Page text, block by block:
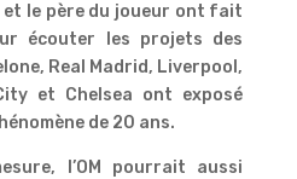
et le père du joueur ont fait
écouter les projets des
Real Madrid, Liverpool,
et Chelsea ont exposé
de 20 ans.
l’OM pourrait aussi